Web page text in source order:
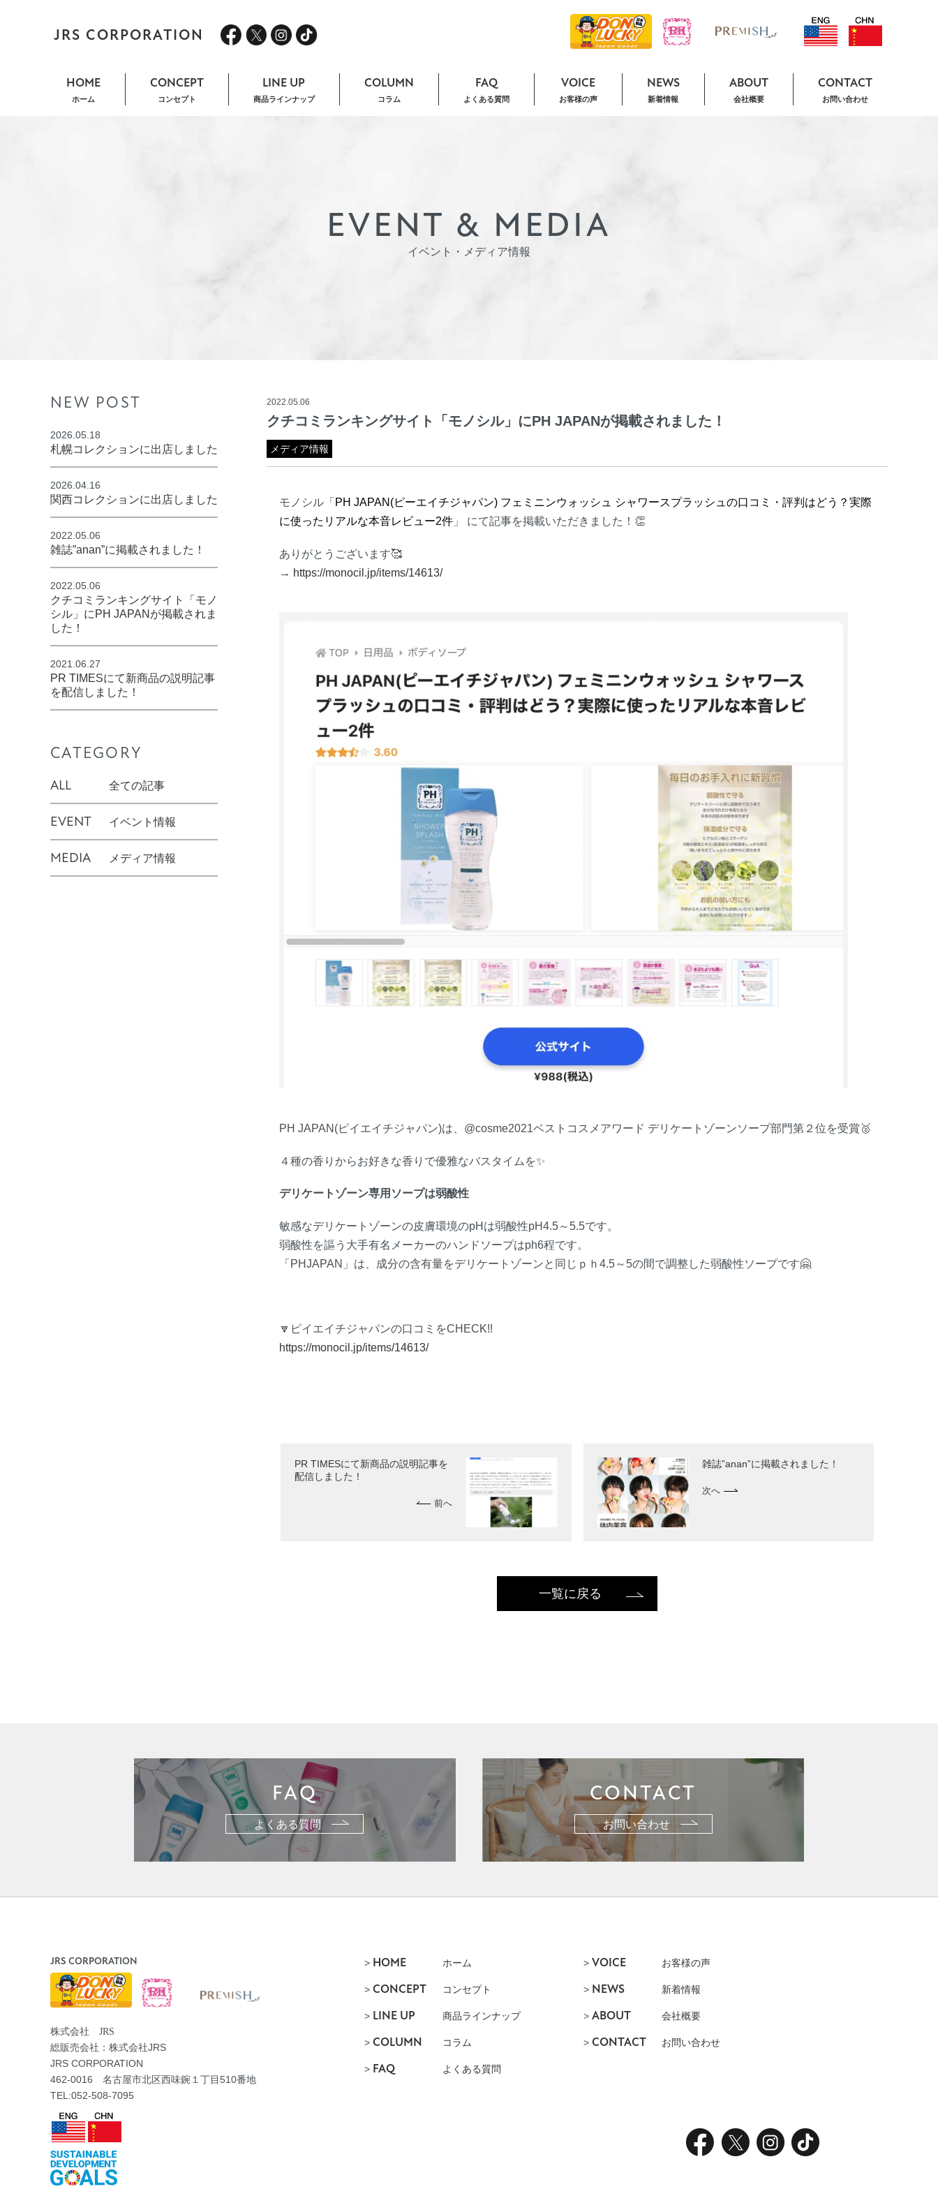
JRS CORPORATION
HOME
ホーム
CONCEPT
コンセプト
LINE UP
商品ラインナップ
COLUMN
コラム
FAQ
よくある質問
VOICE
お客様の声
NEWS
新着情報
ABOUT
会社概要
CONTACT
お問い合わせ
EVENT & MEDIA
イベント・メディア情報
2022.05.06
クチコミランキングサイト「モノシル」にPH JAPANが掲載されました！
メディア情報
モノシル「PH JAPAN(ピーエイチジャパン) フェミニンウォッシュ シャワースプラッシュの口コミ・評判はどう？実際
に使ったリアルな本音レビュー2件」 にて記事を掲載いただきました！👏
ありがとうございます🥰
→ https://monocil.jp/items/14613/
PH JAPAN(ピイエイチジャパン)は、@cosme2021ベストコスメアワード デリケートゾーンソープ部門第２位を受賞🥈
４種の香りからお好きな香りで優雅なバスタイムを✨
デリケートゾーン専用ソープは弱酸性
敏感なデリケートゾーンの皮膚環境のpHは弱酸性pH4.5～5.5です。
弱酸性を謳う大手有名メーカーのハンドソープはph6程です。
「PHJAPAN」は、成分の含有量をデリケートゾーンと同じｐｈ4.5～5の間で調整した弱酸性ソープです🤗
🔽ピイエイチジャパンの口コミをCHECK!!
https://monocil.jp/items/14613/
PR TIMESにて新商品の説明記事を
配信しました！
前へ
雑誌”anan”に掲載されました！
次へ
一覧に戻る
NEW POST
2026.05.18
札幌コレクションに出店しました
2026.04.16
関西コレクションに出店しました
2022.05.06
雑誌”anan”に掲載されました！
2022.05.06
クチコミランキングサイト「モノ
シル」にPH JAPANが掲載されま
した！
2021.06.27
PR TIMESにて新商品の説明記事
を配信しました！
CATEGORY
ALL 全ての記事
EVENT イベント情報
MEDIA メディア情報
FAQ
よくある質問
CONTACT
お問い合わせ
JRS CORPORATION
株式会社 JRS
総販売会社：株式会社JRS
JRS CORPORATION
462-0016 名古屋市北区西味鋺１丁目510番地
TEL:052-508-7095
HOME ホーム
CONCEPT コンセプト
LINE UP 商品ラインナップ
COLUMN コラム
FAQ よくある質問
VOICE お客様の声
NEWS 新着情報
ABOUT 会社概要
CONTACT お問い合わせ